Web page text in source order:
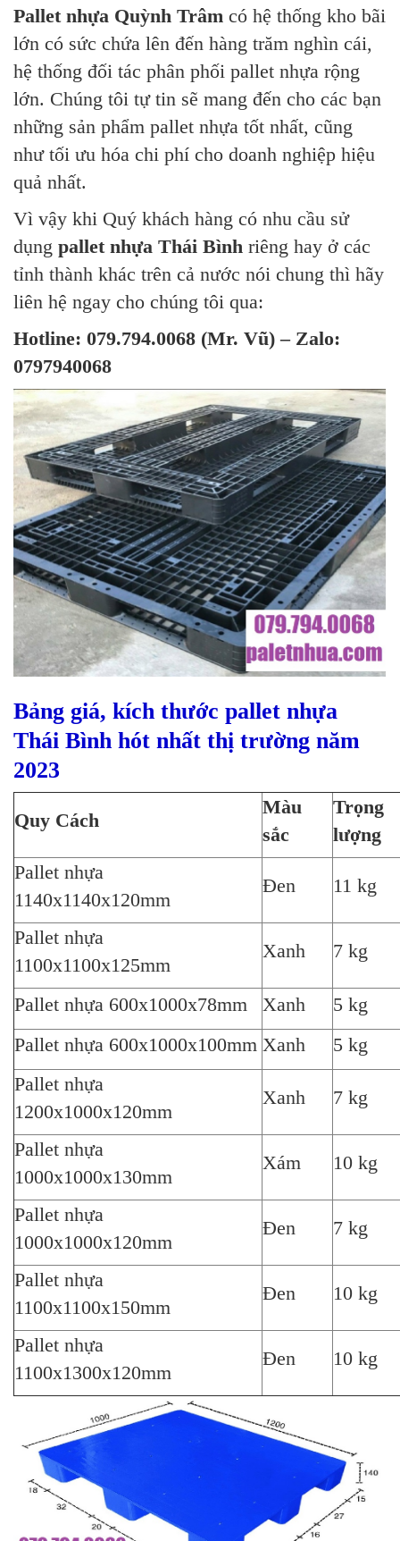
Pallet nhựa Quỳnh Trâm có hệ thống kho bãi
lớn có sức chứa lên đến hàng trăm nghìn cái,
hệ thống đối tác phân phối pallet nhựa rộng
lớn. Chúng tôi tự tin sẽ mang đến cho các bạn
những sản phẩm pallet nhựa tốt nhất, cũng
như tối ưu hóa chi phí cho doanh nghiệp hiệu
quả nhất.
Vì vậy khi Quý khách hàng có nhu cầu sử
dụng pallet nhựa Thái Bình riêng hay ở các
tỉnh thành khác trên cả nước nói chung thì hãy
liên hệ ngay cho chúng tôi qua:
Hotline: 079.794.0068 (Mr. Vũ) – Zalo:
0797940068
Bảng giá, kích thước pallet nhựa
Thái Bình hót nhất thị trường năm
2023
Quy Cách
Màu
sắc
Trọng
lượng
Pallet nhựa
1140x1140x120mm
Đen 11 kg
Pallet nhựa
1100x1100x125mm
Xanh 7 kg
Pallet nhựa 600x1000x78mm Xanh
5 kg
Pallet nhựa 600x1000x100mm Xanh
5 kg
Pallet nhựa
1200x1000x120mm
Xanh 7 kg
Pallet nhựa
1000x1000x130mm
Xám 10 kg
Pallet nhựa
1000x1000x120mm
Đen 7 kg
Pallet nhựa
1100x1100x150mm
Đen 10 kg
Pallet nhựa
1100x1300x120mm
Đen 10 kg